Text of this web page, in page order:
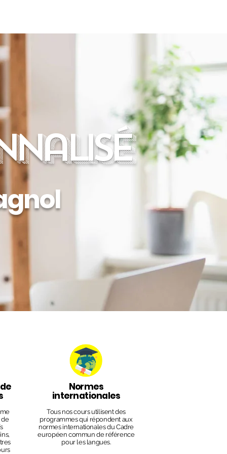
de
Normes
internationales
Tous nos cours utilisent des
programmes qui répondent aux
normes internationales du Cadre
européen commun de référence
pour les langues.